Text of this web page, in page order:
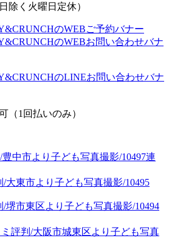
除く火曜日定休）
（1回払いのみ）
豊中市より子ども写真撮影/10497連
大東市より子ども写真撮影/10495
堺市東区より子ども写真撮影/10494
評判/大阪市城東区より子ども写真